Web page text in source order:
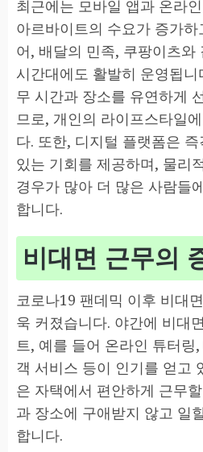
최근에는 모바일 앱과 온라
아르바이트의 수요가 증가
어, 배달의 민족, 쿠팡이츠와
시간대에도 활발히 운영됩
무 시간과 장소를 유연하게
므로, 개인의 라이프스타일
다. 또한, 디지털 플랫폼은
있는 기회를 제공하며, 물리
경우가 많아 더 많은 사람들
합니다.
비대면 근무의
코로나19 팬데믹 이후 비대
욱 커졌습니다. 야간에 비대
트, 예를 들어 온라인 튜터링
객 서비스 등이 인기를 얻고
은 자택에서 편안하게 근무
과 장소에 구애받지 않고 일
합니다.